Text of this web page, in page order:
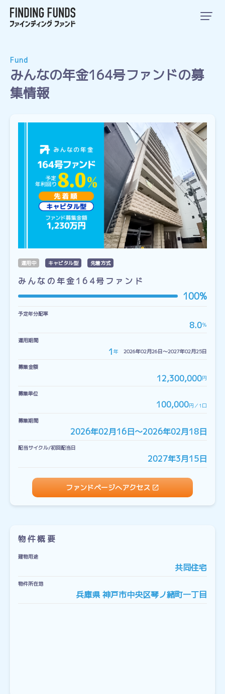
Fund
みんなの年金164号ファンドの募
集情報
運用中 キャピタル型 先着方式
みんなの年金164号ファンド
100%
予定年分配率
8.0％
運用期間
1 年 2026年02月26日〜2027年02月25日
募集金額
12,300,000円
募集単位
100,000円／1口
募集期間
2026年02月16日〜2026年02月18日
配当サイクル/初回配当日
2027年3月15日
ファンドページへアクセス
物件概要
建物用途
共同住宅
物件所在地
兵庫県 神戸市中央区琴ノ緒町一丁目